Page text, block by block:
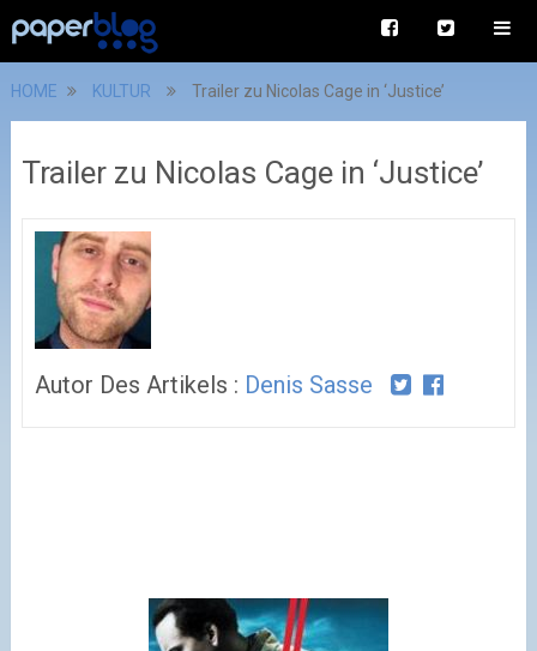
HOME KULTUR Trailer zu Nicolas Cage in ‘Justice’
Trailer zu Nicolas Cage in ‘Justice’
Autor Des Artikels : Denis Sasse